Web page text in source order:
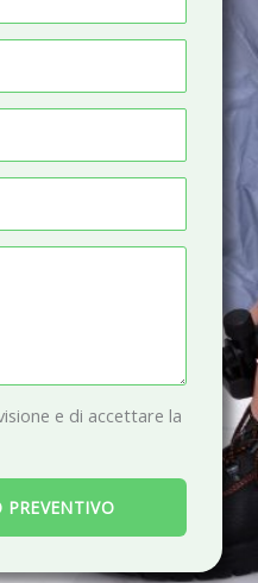
e di accettare la